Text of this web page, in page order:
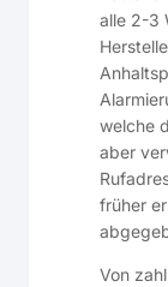
alle 2-3
welche
aber
früher
Von